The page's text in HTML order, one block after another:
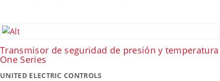
Transmisor de seguridad de presión y temperatura
One Series
UNITED ELECTRIC CONTROLS